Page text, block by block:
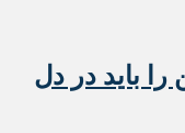
باید در دل